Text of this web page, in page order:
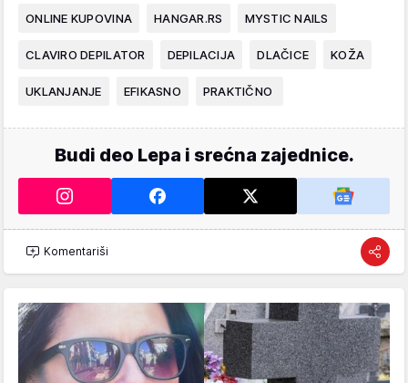
ONLINE KUPOVINA HANGAR.RS MYSTIC NAILS
CLAVIRO DEPILATOR DEPILACIJA DLAČICE KOŽA
UKLANJANJE EFIKASNO PRAKTIČNO
Budi deo Lepa i srećna zajednice.
Komentariši